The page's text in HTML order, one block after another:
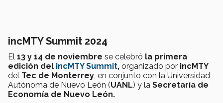
incMTY Summit 2024
El 13 y 14 de noviembre se celebró la primera
edición del incMTY Summit, organizado por incMTY
del Tec de Monterrey , en conjunto con la Universidad
Autónoma de Nuevo León (UANL) y la Secretaría de
Economía de Nuevo León.